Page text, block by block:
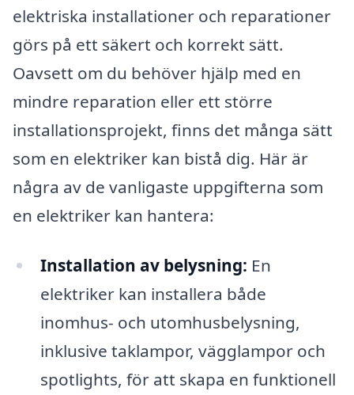
elektriska installationer och reparationer
görs på ett säkert och korrekt sätt.
Oavsett om du behöver hjälp med en
mindre reparation eller ett större
installationsprojekt, finns det många sätt
som en elektriker kan bistå dig. Här är
några av de vanligaste uppgifterna som
en elektriker kan hantera:
Installation av belysning: En
elektriker kan installera både
inomhus- och utomhusbelysning,
inklusive taklampor, vägglampor och
spotlights, för att skapa en funktionell